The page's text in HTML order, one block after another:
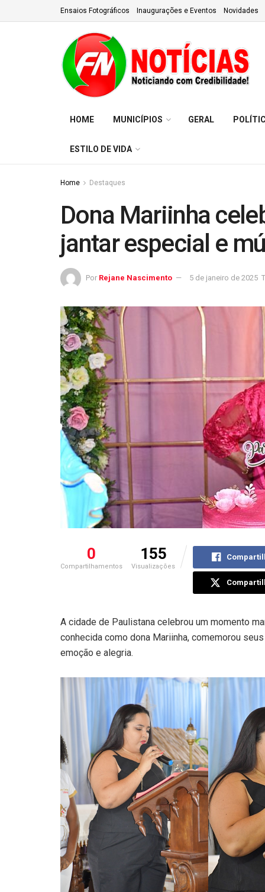
Ensaios Fotográficos Inaugurações e Eventos Novidades
HOME MUNICÍPIOS GERAL
ESTILO DE VIDA
Home Destaques
Dona Mariinha
jantar especial e
Por Rejane Nascimento 5 de janeiro de 2025
0
Compartilhamentos
155
Visualizações
A cidade de Paulistana celebrou um momento
conhecida como dona Mariinha, comemorou
emoção e alegria.